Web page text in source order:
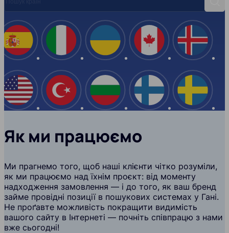
Іспанія
США
Італія
Туреччина
Україна
Болгарія
Канада
Фінляндія Швеція
Як ми працюємо
Ми прагнемо того, щоб наші клієнти чітко розуміли,
як ми працюємо над їхнім проєкт: від моменту
надходження замовлення — і до того, як ваш бренд
займе провідні позиції в пошукових системах у Гані.
Не проґавте можливість покращити видимість
вашого сайту в Інтернеті — почніть співпрацю з нами
вже сьогодні!